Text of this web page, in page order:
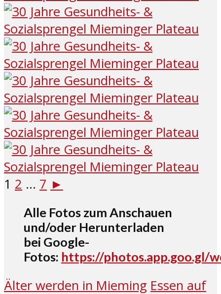
1 2 ... 7 ►
Alle Fotos zum Anschauen
und/oder Herunterladen
bei Google-
Fotos: https://photos.app.goo.gl/
Älter werden in Mieming Essen auf